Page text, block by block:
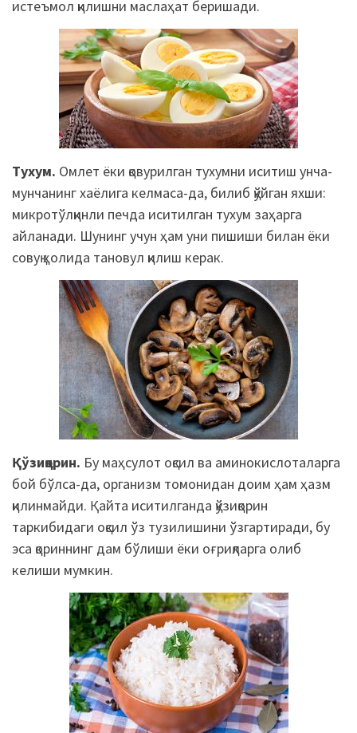
истеъмол қилишни маслаҳат беришади.
Тухум. Омлет ёки қовурилган тухумни иситиш унча-
мунчанинг хаёлига келмаса-да, билиб қўйган яхши:
микротўлқинли печда иситилган тухум заҳарга
айланади. Шунинг учун ҳам уни пишиши билан ёки
совуқ ҳолида тановул қилиш керак.
Қўзиқорин. Бу маҳсулот оқсил ва аминокислоталарга
бой бўлса-да, организм томонидан доим ҳам ҳазм
қилинмайди. Қайта иситилганда қўзиқорин
таркибидаги оқсил ўз тузилишини ўзгартиради, бу
эса қориннинг дам бўлиши ёки оғриқларга олиб
келиши мумкин.